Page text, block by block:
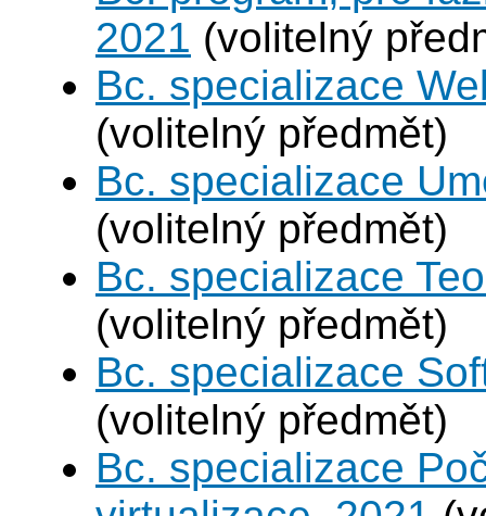
2021 (volitelný
Bc. specializace
(volitelný předmět)
Bc. specializace
(volitelný předmět)
Bc. specializace
(volitelný předmět)
Bc. specializace
(volitelný předmět)
Bc. specializace